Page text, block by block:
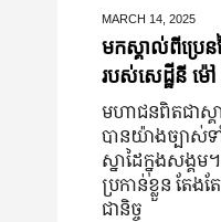
MARCH 14, 2025
មកស្គាល់ពីប្រេ
របស់សេដ្ឋីនី ម៉
មហាជន​ពិតជា​ស្
បាន​យ៉ាង​ច្បាស់​ទ
ស្នាដៃ​ក្នុង​សង្គ
ប្រកាន់​ខ្លួន តែង
ជានិច្ច